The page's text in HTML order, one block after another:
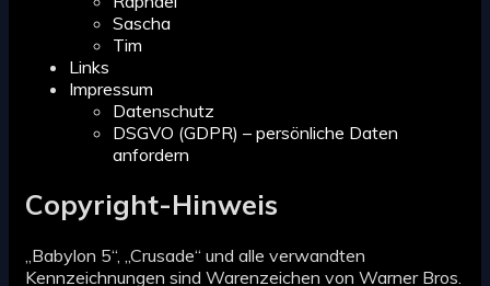
Sascha
Tim
Links
Impressum
Datenschutz
DSGVO (GDPR) – persönliche Daten
anfordern
Copyright-Hinweis
„Babylon 5“, „Crusade“ und alle verwandten
Kennzeichnungen sind Warenzeichen von Warner Bros.